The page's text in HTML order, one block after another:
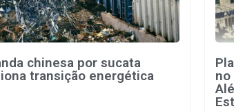
chinesa por sucata
transição energética
no